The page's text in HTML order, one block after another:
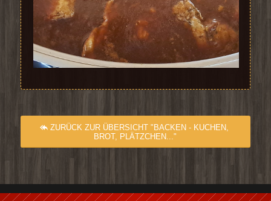
ZURÜCK ZUR ÜBERSICHT "BACKEN - KUCHEN,
BROT, PLÄTZCHEN..."